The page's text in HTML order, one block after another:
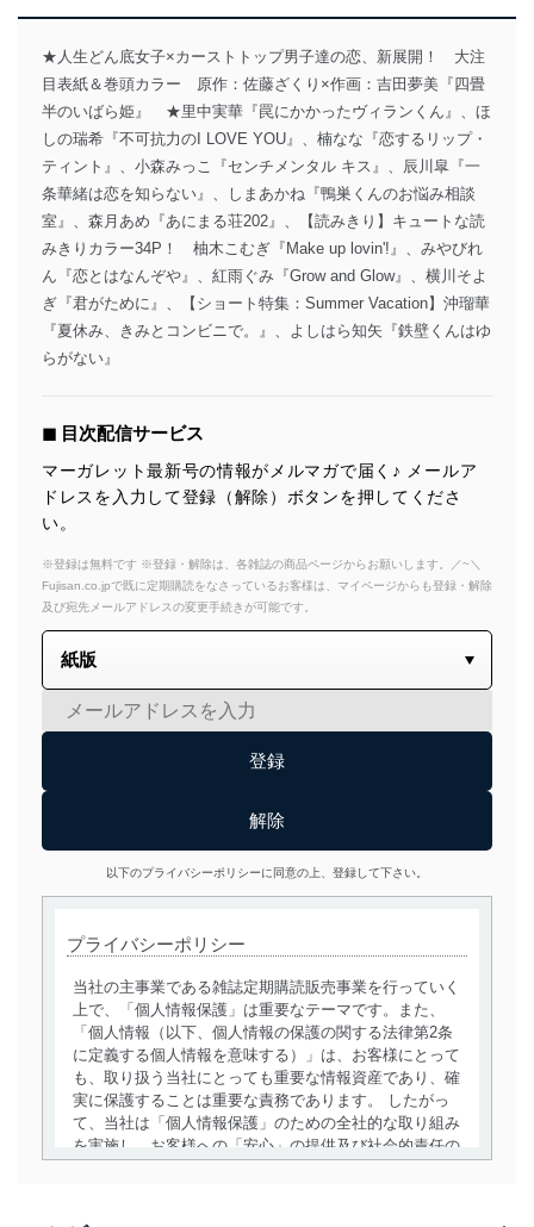
★人生どん底女子×カーストトップ男子達の恋、新展開！ 大注
目表紙＆巻頭カラー 原作：佐藤ざくり×作画：吉田夢美『四畳
半のいばら姫』 ★里中実華『罠にかかったヴィランくん』、ほ
しの瑞希『不可抗力のI LOVE YOU』、楠なな『恋するリップ・
ティント』、小森みっこ『センチメンタル キス』、辰川皐『一
条華緒は恋を知らない』、しまあかね『鴨巣くんのお悩み相談
室』、森月あめ『あにまる荘202』、【読みきり】キュートな読
みきりカラー34P！ 柚木こむぎ『Make up lovin'!』、みやびれ
ん『恋とはなんぞや』、紅雨ぐみ『Grow and Glow』、横川そよ
ぎ『君がために』、【ショート特集：Summer Vacation】沖瑠華
『夏休み、きみとコンビニで。』、よしはら知矢『鉄壁くんはゆ
らがない』
◼︎ 目次配信サービス
マーガレット最新号の情報がメルマガで届く♪ メールア
ドレスを入力して登録（解除）ボタンを押してくださ
い。
※登録は無料です ※登録・解除は、各雑誌の商品ページからお願いします。／~＼
Fujisan.co.jpで既に定期購読をなさっているお客様は、マイページからも登録・解除
及び宛先メールアドレスの変更手続きが可能です。
以下のプライバシーポリシーに同意の上、登録して下さい。
プライバシーポリシー
当社の主事業である雑誌定期購読販売事業を行っていく
上で、「個人情報保護」は重要なテーマです。また、
「個人情報（以下、個人情報の保護の関する法律第2条
に定義する個人情報を意味する）」は、お客様にとって
も、取り扱う当社にとっても重要な情報資産であり、確
実に保護することは重要な責務であります。 したがっ
て、当社は「個人情報保護」のための全社的な取り組み
を実施し、お客様への「安心」の提供及び社会的責任の